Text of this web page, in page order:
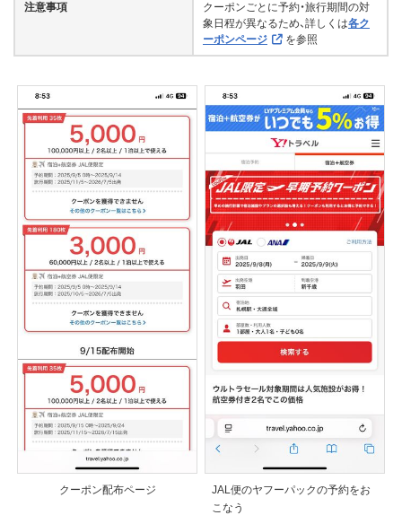
注意事項
クーポンごとに予約・旅行期間の対
象日程が異なるため、詳しくは各ク
ーポンページ
を参照
クーポン配布ページ
JAL便のヤフーパックの予約をお
こなう